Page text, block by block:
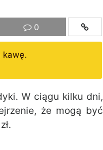
0
kawę.
W ciągu kilku dni,
że mogą być